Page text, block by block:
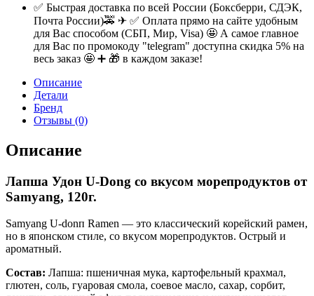
✅ Быстрая доставка по всей России (Боксберри, СДЭК,
Почта России)🚕 ✈ ✅ Оплата прямо на сайте удобным
для Вас способом (СБП, Мир, Visa) 🤩 А самое главное
для Вас по промокоду "telegram" доступна скидка 5% на
весь заказ 🤩 ➕ 🎁 в каждом заказе!
Описание
Детали
Бренд
Отзывы (0)
Описание
Лапша Удон U-Dong со вкусом морепродуктов от
Samyang, 120г.
Samyang U-donп Ramen — это классический корейский рамен,
но в японском стиле, со вкусом морепродуктов. Острый и
ароматный.
Состав: Лапша: пшеничная мука, картофельный крахмал,
глютен, соль, гуаровая смола, соевое масло, сахар, сорбит,